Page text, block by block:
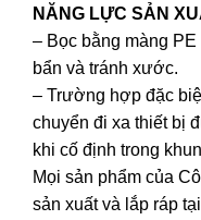
NĂNG LỰC SẢN
– Bọc bằng màng
bẩn và tránh xước.
– Trường hợp đặc
chuyển đi xa thiết bị
khi cố định trong
Mọi sản phẩm của
sản xuất và lắp ráp